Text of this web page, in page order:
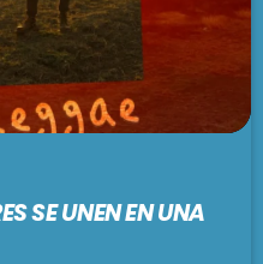
SE UNEN EN UNA